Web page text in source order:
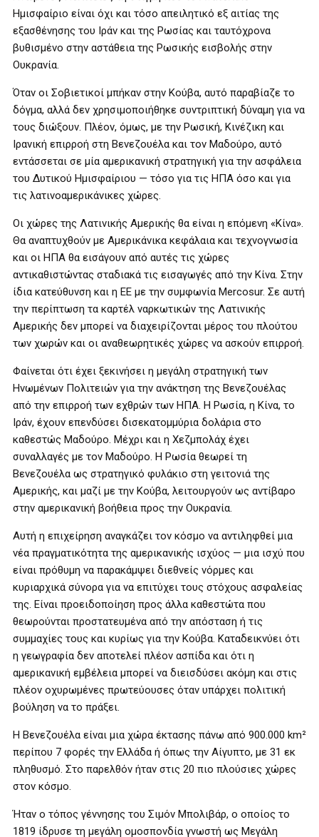
Ημισφαίριο είναι όχι και τόσο απειλητικό εξ αιτίας της
εξασθένησης του Ιράν και της Ρωσίας και ταυτόχρονα
βυθισμένο στην αστάθεια της Ρωσικής εισβολής στην
Ουκρανία.
Όταν οι Σοβιετικοί μπήκαν στην Κούβα, αυτό παραβίαζε το
δόγμα, αλλά δεν χρησιμοποιήθηκε συντριπτική δύναμη για να
τους διώξουν. Πλέον, όμως, με την Ρωσική, Κινέζικη και
Ιρανική επιρροή στη Βενεζουέλα και τον Μαδούρο, αυτό
εντάσσεται σε μία αμερικανική στρατηγική για την ασφάλεια
του Δυτικού Ημισφαίριου — τόσο για τις ΗΠΑ όσο και για
τις λατινοαμερικάνικες χώρες.
Οι χώρες της Λατινικής Αμερικής θα είναι η επόμενη «Κίνα».
Θα αναπτυχθούν με Αμερικάνικα κεφάλαια και τεχνογνωσία
και οι ΗΠΑ θα εισάγουν από αυτές τις χώρες
αντικαθιστώντας σταδιακά τις εισαγωγές από την Κίνα. Στην
ίδια κατεύθυνση και η ΕΕ με την συμφωνία Mercosur. Σε αυτή
την περίπτωση τα καρτέλ ναρκωτικών της Λατινικής
Αμερικής δεν μπορεί να διαχειρίζονται μέρος του πλούτου
των χωρών και οι αναθεωρητικές χώρες να ασκούν επιρροή.
Φαίνεται ότι έχει ξεκινήσει η μεγάλη στρατηγική των
Ηνωμένων Πολιτειών για την ανάκτηση της Βενεζουέλας
από την επιρροή των εχθρών των ΗΠΑ. Η Ρωσία, η Κίνα, το
Ιράν, έχουν επενδύσει δισεκατομμύρια δολάρια στο
καθεστώς Μαδούρο. Μέχρι και η Χεζμπολάχ έχει
συναλλαγές με τον Μαδούρο. Η Ρωσία θεωρεί τη
Βενεζουέλα ως στρατηγικό φυλάκιο στη γειτονιά της
Αμερικής, και μαζί με την Κούβα, λειτουργούν ως αντίβαρο
στην αμερικανική βοήθεια προς την Ουκρανία.
Αυτή η επιχείρηση αναγκάζει τον κόσμο να αντιληφθεί μια
νέα πραγματικότητα της αμερικανικής ισχύος — μια ισχύ που
είναι πρόθυμη να παρακάμψει διεθνείς νόρμες και
κυριαρχικά σύνορα για να επιτύχει τους στόχους ασφαλείας
της. Είναι προειδοποίηση προς άλλα καθεστώτα που
θεωρούνται προστατευμένα από την απόσταση ή τις
συμμαχίες τους και κυρίως για την Κούβα. Καταδεικνύει ότι
η γεωγραφία δεν αποτελεί πλέον ασπίδα και ότι η
αμερικανική εμβέλεια μπορεί να διεισδύσει ακόμη και στις
πλέον οχυρωμένες πρωτεύουσες όταν υπάρχει πολιτική
βούληση να το πράξει.
Η Βενεζουέλα είναι μια χώρα έκτασης πάνω από 900.000 km²
περίπου 7 φορές την Ελλάδα ή όπως την Αίγυπτο, με 31 εκ
πληθυσμό. Στο παρελθόν ήταν στις 20 πιο πλούσιες χώρες
στον κόσμο.
Ήταν ο τόπος γέννησης του Σιμόν Μπολιβάρ, ο οποίος το
1819 ίδρυσε τη μεγάλη ομοσπονδία γνωστή ως Μεγάλη